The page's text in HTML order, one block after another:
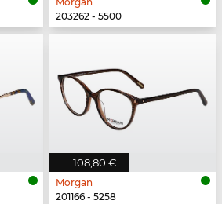
203262 - 5500
108,80 €
Morgan
201166 - 5258